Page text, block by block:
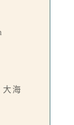
大海